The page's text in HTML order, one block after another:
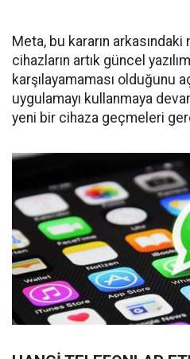
Meta, bu kararın
cihazların artık güncel
karşılayamaması olduğunu
uygulamayı kullanmaya
yeni bir cihaza geçmeleri